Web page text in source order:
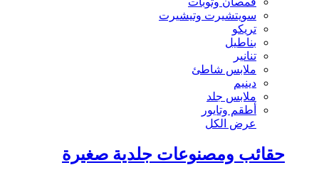
سويتشيرت وتيشيرت
تريكو
بناطيل
تنانير
ملابس شاطئ
دينيم
ملابس جلد
أطقم وتايور
عرض الكل
حقائب ومصنوعات جلدية صغيرة